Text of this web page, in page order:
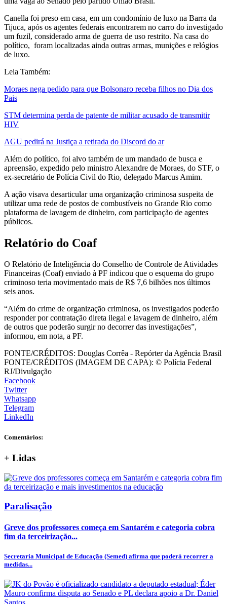
Canella foi preso em casa, em um condomínio de luxo na Barra da
Tijuca, após os agentes federais encontrarem no carro do investigado
um fuzil, considerado arma de guerra de uso restrito. Na casa do
político, foram localizadas ainda outras armas, munições e relógios
de luxo.
Leia Também:
Moraes nega pedido para que Bolsonaro receba filhos no Dia dos
Pais
STM determina perda de patente de militar acusado de transmitir
HIV
AGU pedirá na Justiça a retirada do Discord do ar
Além do político, foi alvo também de um mandado de busca e
apreensão, expedido pelo ministro Alexandre de Moraes, do STF, o
ex-secretário de Polícia Civil do Rio, delegado Marcus Amim.
A ação visava desarticular uma organização criminosa suspeita de
utilizar uma rede de postos de combustíveis no Grande Rio como
plataforma de lavagem de dinheiro, com participação de agentes
públicos.
Relatório do Coaf
O Relatório de Inteligência do Conselho de Controle de Atividades
Financeiras (Coaf) enviado à PF indicou que o esquema do grupo
criminoso teria movimentado mais de R$ 7,6 bilhões nos últimos
seis anos.
“Além do crime de organização criminosa, os investigados poderão
responder por contratação direta ilegal e lavagem de dinheiro, além
de outros que poderão surgir no decorrer das investigações”,
informou, em nota, a PF.
FONTE/CRÉDITOS: Douglas Corrêa - Repórter da Agência Brasil
FONTE/CRÉDITOS (IMAGEM DE CAPA): © Polícia Federal
RJ/Divulgação
Facebook
Twitter
Whatsapp
Telegram
LinkedIn
Comentários:
+ Lidas
Paralisação
Greve dos professores começa em Santarém e categoria cobra
fim da terceirização...
Secretaria Municipal de Educação (Semed) afirma que poderá recorrer a
medidas...